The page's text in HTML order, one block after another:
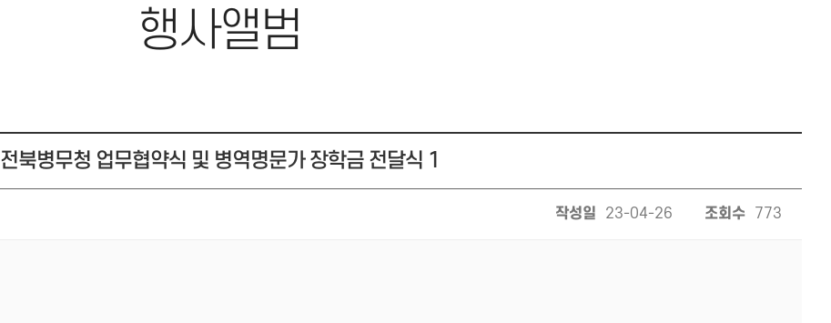
행사앨범
전북병무청 업무협약식 및 병역명문가 장학금 전달식 1
작성일 23-04-26 조회수 773